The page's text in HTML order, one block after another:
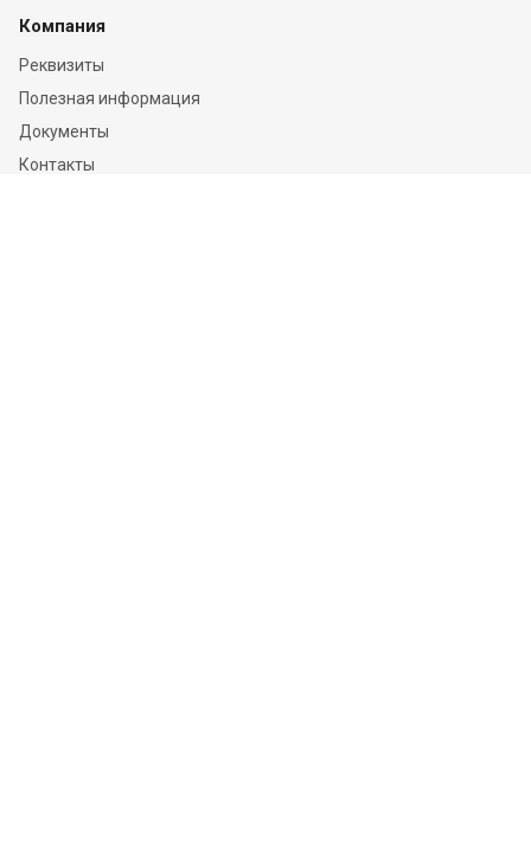
Компания
Реквизиты
Полезная информация
Документы
Контакты